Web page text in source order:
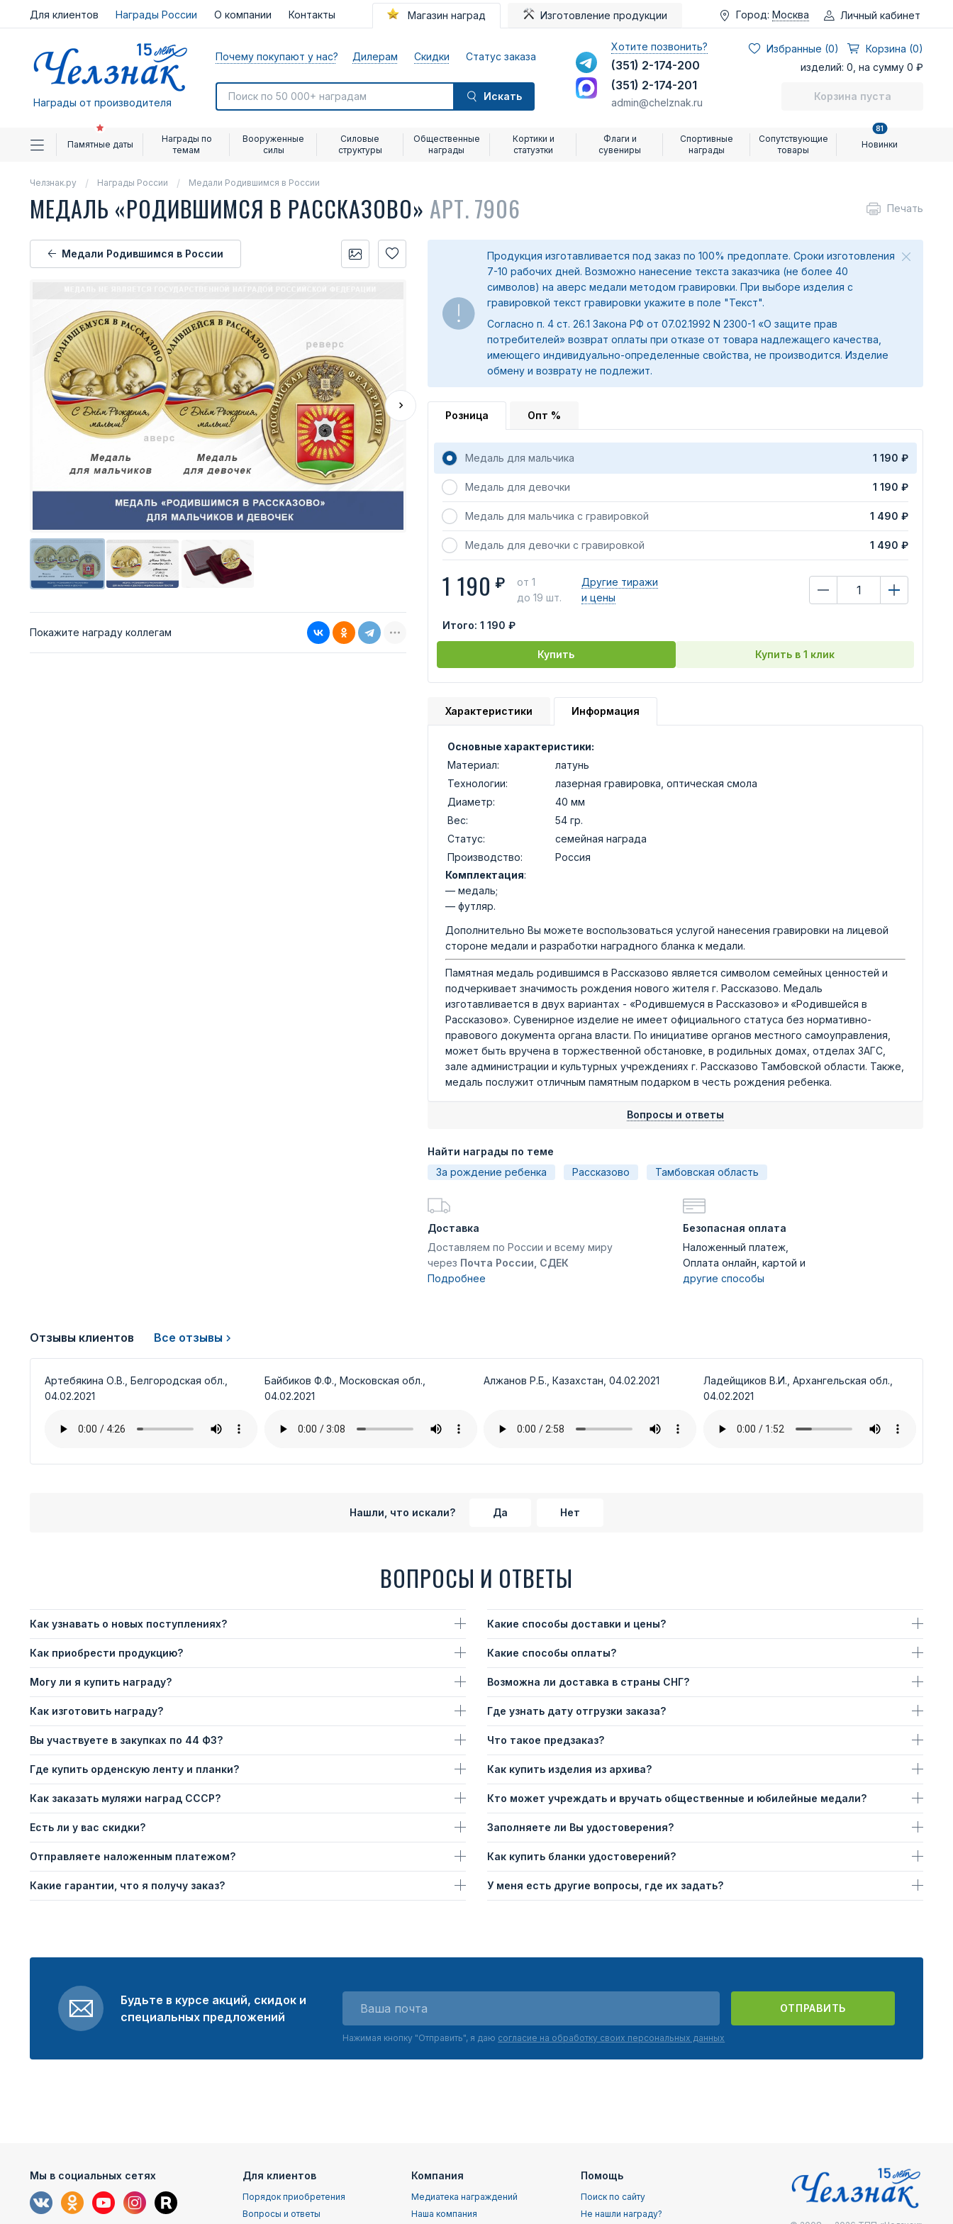
Для клиентов Награды России О компании Контакты Магазин наград Изготовление продукции Город: Москва Личный кабинет
Награды от производителя
Почему покупают у нас? Дилерам Скидки Статус заказа
Искать
Хотите позвонить?
(351) 2-174-200
(351) 2-174-201
admin@chelznak.ru
Избранные (0)
Корзина (0)
изделий: 0, на сумму 0 ₽
Корзина пуста
Памятные даты
Награды по
темам
Вооруженные
силы
Силовые
структуры
Общественные
награды
Кортики и
статуэтки
Флаги и
сувениры
Спортивные
награды
Сопутствующие
товары
Новинки
81
Челзнак.ру Награды России Медали Родившимся в России
МЕДАЛЬ «РОДИВШИМСЯ В РАССКАЗОВО» АРТ. 7906 Печать
Медали Родившимся в России
Покажите награду коллегам
Продукция изготавливается под заказ по 100% предоплате. Сроки изготовления
7-10 рабочих дней. Возможно нанесение текста заказчика (не более 40
символов) на аверс медали методом гравировки. При выборе изделия с
гравировкой текст гравировки укажите в поле "Текст".
Согласно п. 4 ст. 26.1 Закона РФ от 07.02.1992 N 2300-1 «О защите прав
потребителей» возврат оплаты при отказе от товара надлежащего качества,
имеющего индивидуально-определенные свойства, не производится. Изделие
обмену и возврату не подлежит.
Розница Опт %
Медаль для мальчика 1 190 ₽
Медаль для девочки 1 190 ₽
Медаль для мальчика с гравировкой 1 490 ₽
Медаль для девочки с гравировкой 1 490 ₽
1 190 ₽
от 1
до 19 шт.
Другие тиражи
и цены
Итого: 1 190 ₽
Купить Купить в 1 клик
Характеристики Информация
Основные характеристики:
Материал:
латунь
Технологии:
лазерная гравировка, оптическая смола
Диаметр:
40 мм
Вес:
54 гр.
Статус:
семейная награда
Производство:
Россия
Комплектация:
— медаль;
— футляр.
Дополнительно Вы можете воспользоваться услугой нанесения гравировки на лицевой
стороне медали и разработки наградного бланка к медали.
Памятная медаль родившимся в Рассказово является символом семейных ценностей и
подчеркивает значимость рождения нового жителя г. Рассказово. Медаль
изготавливается в двух вариантах - «Родившемуся в Рассказово» и «Родившейся в
Рассказово». Сувенирное изделие не имеет официального статуса без нормативно-
правового документа органа власти. По инициативе органов местного самоуправления,
может быть вручена в торжественной обстановке, в родильных домах, отделах ЗАГС,
зале администрации и культурных учреждениях г. Рассказово Тамбовской области. Также,
медаль послужит отличным памятным подарком в честь рождения ребенка.
Вопросы и ответы
Найти награды по теме
За рождение ребенка
Рассказово Тамбовская область
Доставка
Доставляем по России и всему миру
через Почта России, СДЕК
Подробнее
Безопасная оплата
Наложенный платеж,
Оплата онлайн, картой и
другие способы
Отзывы клиентов Все отзывы
Артебякина О.В., Белгородская обл.,
04.02.2021
Байбиков Ф.Ф., Московская обл.,
04.02.2021
Алжанов Р.Б., Казахстан, 04.02.2021
Ладейщиков В.И., Архангельская обл.,
04.02.2021
Нашли, что искали? Да Нет
ВОПРОСЫ И ОТВЕТЫ
Как узнавать о новых поступлениях?
Как приобрести продукцию?
Могу ли я купить награду?
Как изготовить награду?
Вы участвуете в закупках по 44 ФЗ?
Где купить орденскую ленту и планки?
Как заказать муляжи наград СССР?
Есть ли у вас скидки?
Отправляете наложенным платежом?
Какие гарантии, что я получу заказ?
Какие способы доставки и цены?
Какие способы оплаты?
Возможна ли доставка в страны СНГ?
Где узнать дату отгрузки заказа?
Что такое предзаказ?
Как купить изделия из архива?
Кто может учреждать и вручать общественные и юбилейные медали?
Заполняете ли Вы удостоверения?
Как купить бланки удостоверений?
У меня есть другие вопросы, где их задать?
Будьте в курсе акций, скидок и
специальных предложений
ОТПРАВИТЬ
Нажимая кнопку "Отправить", я даю согласие на обработку своих персональных данных
Мы в социальных сетях Для клиентов
Порядок приобретения
Вопросы и ответы
Компания
Медиатека награждений
Наша компания
Помощь
Поиск по сайту
Не нашли награду?